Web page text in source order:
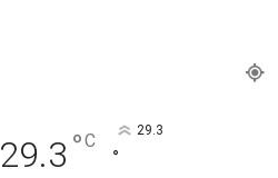
29.3 °C 29.3
°